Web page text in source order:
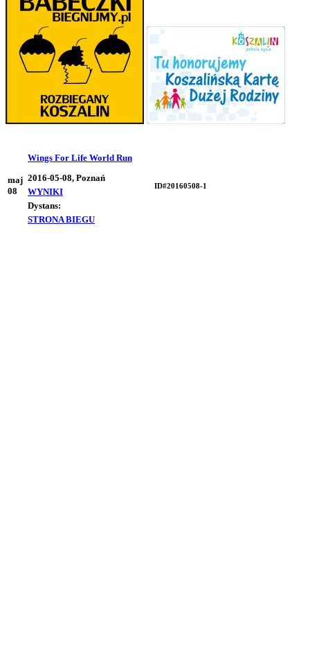
maj
08
Wings For Life World Run
2016-05-08, Poznań
WYNIKI
Dystans:
STRONA BIEGU
ID#20160508-1